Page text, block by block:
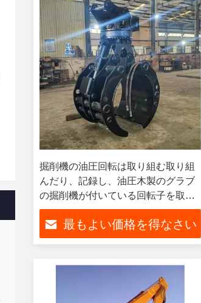
掘削機の油圧回転は取り組む取り組
んだり、記録し、油圧木製のグラブ
の掘削機が付いている回転子を取り
組みなさい
最もよい価格を得なさい